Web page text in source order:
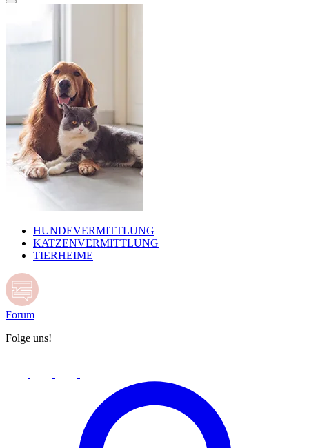
HUNDEVERMITTLUNG
KATZENVERMITTLUNG
TIERHEIME
Forum
Folge uns!